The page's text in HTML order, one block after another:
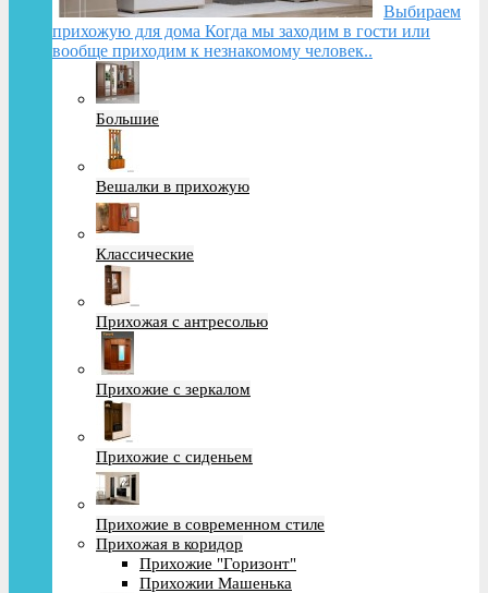
Выбираем
прихожую для дома Когда мы заходим в гости или
вообще приходим к незнакомому человек..
Большие
Вешалки в прихожую
Классические
Прихожая с антресолью
Прихожие с зеркалом
Прихожие с сиденьем
Прихожие в современном стиле
Прихожая в коридор
Прихожие "Горизонт"
Прихожии Машенька